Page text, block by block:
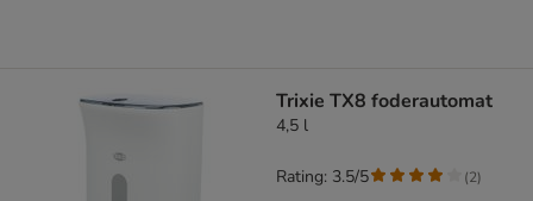
Trixie TX8 foderautomat
4,5 l
Rating: 3.5/5 (2)